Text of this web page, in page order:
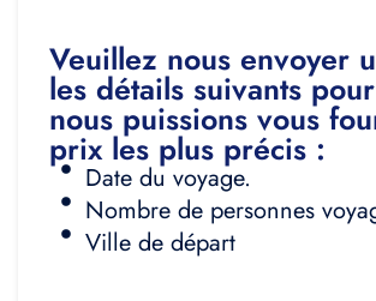
Veuillez nous envoyer
les détails suivants
nous puissions vous
prix les plus précis :
Date du voyage.
Nombre de personnes
Ville de départ